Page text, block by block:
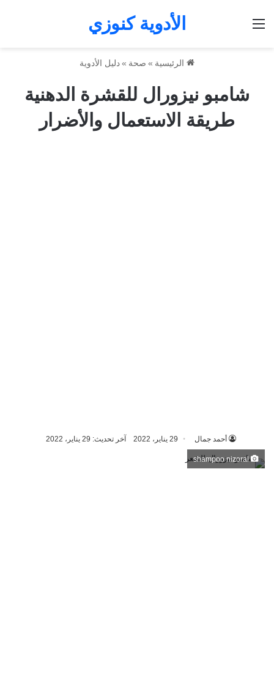
الأدوية كنوزي
الرئيسية » صحة »دليل الأدوية
شامبو نيزورال للقشرة الدهنية
طريقة الاستعمال والأضرار
أحمد جمال 29 يناير، 2022 آخر تحديث: 29 يناير، 2022
shampoo nizoral